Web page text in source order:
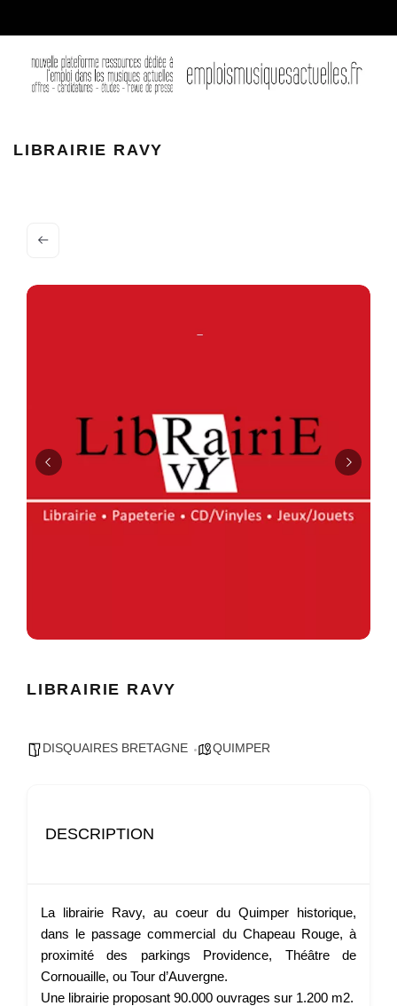
LIBRAIRIE RAVY
LIBRAIRIE RAVY
DISQUAIRES BRETAGNE QUIMPER
DESCRIPTION
La librairie Ravy, au coeur du Quimper historique,
dans le passage commercial du Chapeau Rouge, à
proximité des parkings Providence, Théâtre de
Cornouaille, ou Tour d’Auvergne.
Une librairie proposant 90.000 ouvrages sur 1.200 m2.